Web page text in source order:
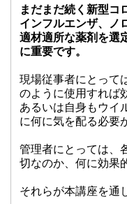
まだまだ続く新型コ
インフルエンザ、ノ
適材​適所な薬剤を選
に重要です。
現場従事者にとって
のように使用すれば
あるいは自身もウイ
に何に気を配る必要
管理者にとっては、
切なのか、何に効果
それらが本講座を通